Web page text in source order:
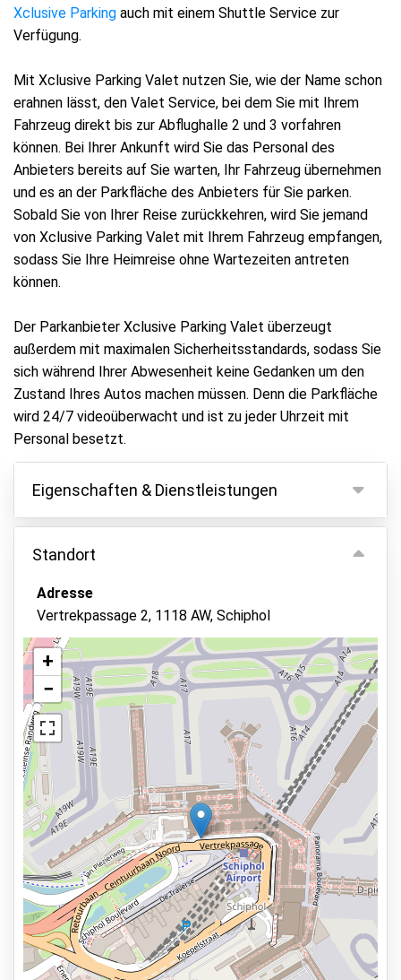
Xclusive Parking auch mit einem Shuttle Service zur
Verfügung.
Mit Xclusive Parking Valet nutzen Sie, wie der Name schon
erahnen lässt, den Valet Service, bei dem Sie mit Ihrem
Fahrzeug direkt bis zur Abflughalle 2 und 3 vorfahren
können. Bei Ihrer Ankunft wird Sie das Personal des
Anbieters bereits auf Sie warten, Ihr Fahrzeug übernehmen
und es an der Parkfläche des Anbieters für Sie parken.
Sobald Sie von Ihrer Reise zurückkehren, wird Sie jemand
von Xclusive Parking Valet mit Ihrem Fahrzeug empfangen,
sodass Sie Ihre Heimreise ohne Wartezeiten antreten
können.
Der Parkanbieter Xclusive Parking Valet überzeugt
außerdem mit maximalen Sicherheitsstandards, sodass Sie
sich während Ihrer Abwesenheit keine Gedanken um den
Zustand Ihres Autos machen müssen. Denn die Parkfläche
wird 24/7 videoüberwacht und ist zu jeder Uhrzeit mit
Personal besetzt.
Eigenschaften & Dienstleistungen
Eigenschaften
Parken innen
Fahrzeugschlüssel behalten
Überwachtes Parken
Videoüberwachung
Autowäsche
Asphalt oder Pflaster
Sicherheitsmitarbeiter vor Ort
Toiletten vorhanden
Dienstleistungen
24 Stunden am Tag geöffnet
Reservieren im Voraus
0.1km zur Abflughalle
Parkmöglichkeiten
Standort
Adresse
Vertrekpassage 2, 1118 AW, Schiphol
Ansicht auf der Karte
+
−